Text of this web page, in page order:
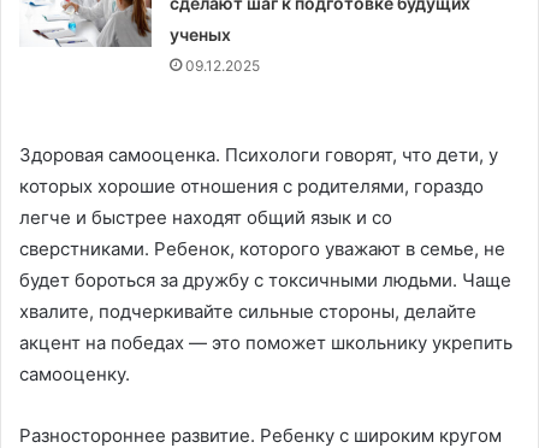
ученых
09.12.2025
Здоровая самооценка. Психологи говорят, что дети, у
которых хорошие отношения с родителями, гораздо
легче и быстрее находят общий язык и со
сверстниками. Ребенок, которого уважают в семье, не
будет бороться за дружбу с токсичными людьми. Чаще
хвалите, подчеркивайте сильные стороны, делайте
акцент на победах — это поможет школьнику укрепить
самооценку.
Разностороннее развитие. Ребенку с широким кругом